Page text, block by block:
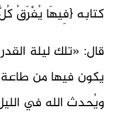
كتابه {فِيهَا يُفْرَقُ
قال: «تلك ليلة
يكون فيها من طاعة
ويُحدث الله في